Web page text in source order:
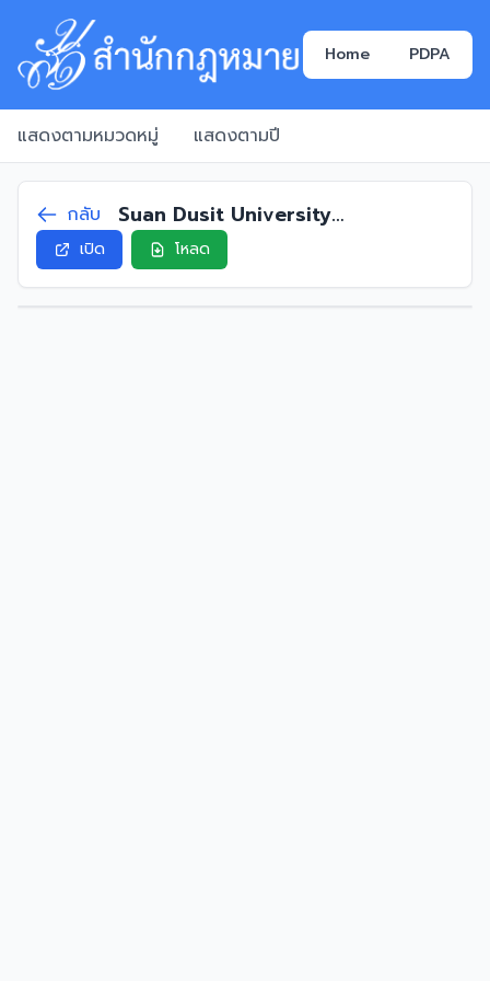
Home PDPA
แสดงตามหมวดหมู่ แสดงตามปี
กลับ
Suan Dusit University
Announcement on Tuition Fees
for Full-time International
เปิด โหลด